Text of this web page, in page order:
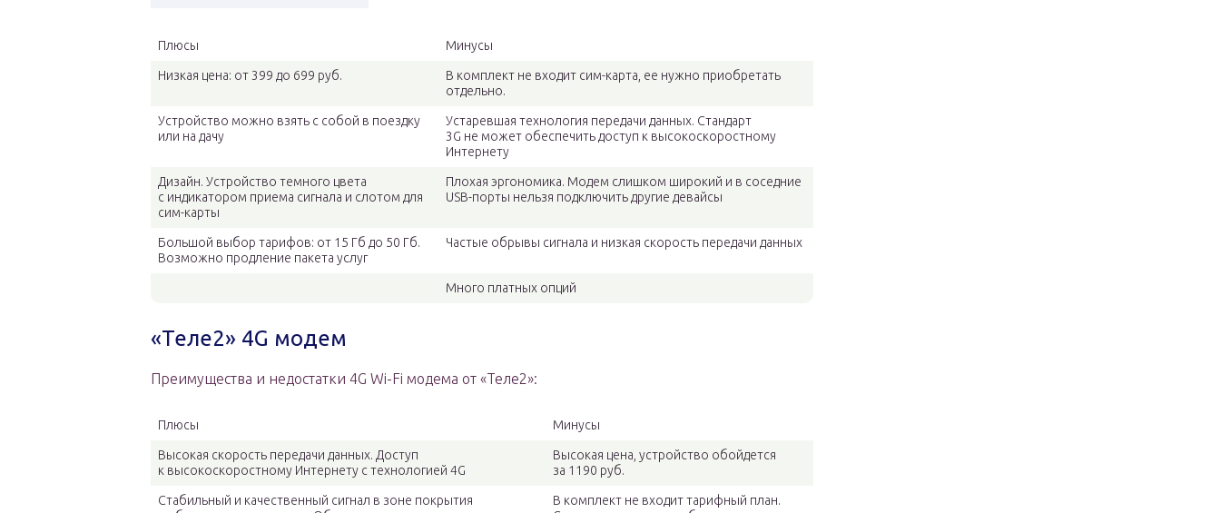
Плюсы Минусы
Низкая цена: от 399 до 699 руб.
В комплект не входит сим-карта, ее нужно приобретать
отдельно.
Устройство можно взять с собой в поездку
или на дачу
Устаревшая технология передачи данных. Стандарт
3G не может обеспечить доступ к высокоскоростному
Интернету
Дизайн. Устройство темного цвета
с индикатором приема сигнала и слотом для
сим-карты
Плохая эргономика. Модем слишком широкий и в соседние
USB-порты нельзя подключить другие девайсы
Большой выбор тарифов: от 15 Гб до 50 Гб.
Возможно продление пакета услуг
Частые обрывы сигнала и низкая скорость передачи данных
Много платных опций
«Теле2» 4G модем
Преимущества и недостатки 4G Wi-Fi модема от «Теле2»:
Плюсы Минусы
Высокая скорость передачи данных. Доступ
к высокоскоростному Интернету с технологией 4G
Высокая цена, устройство обойдется
за 1190 руб.
Стабильный и качественный сигнал в зоне покрытия
В комплект не входит тарифный план.